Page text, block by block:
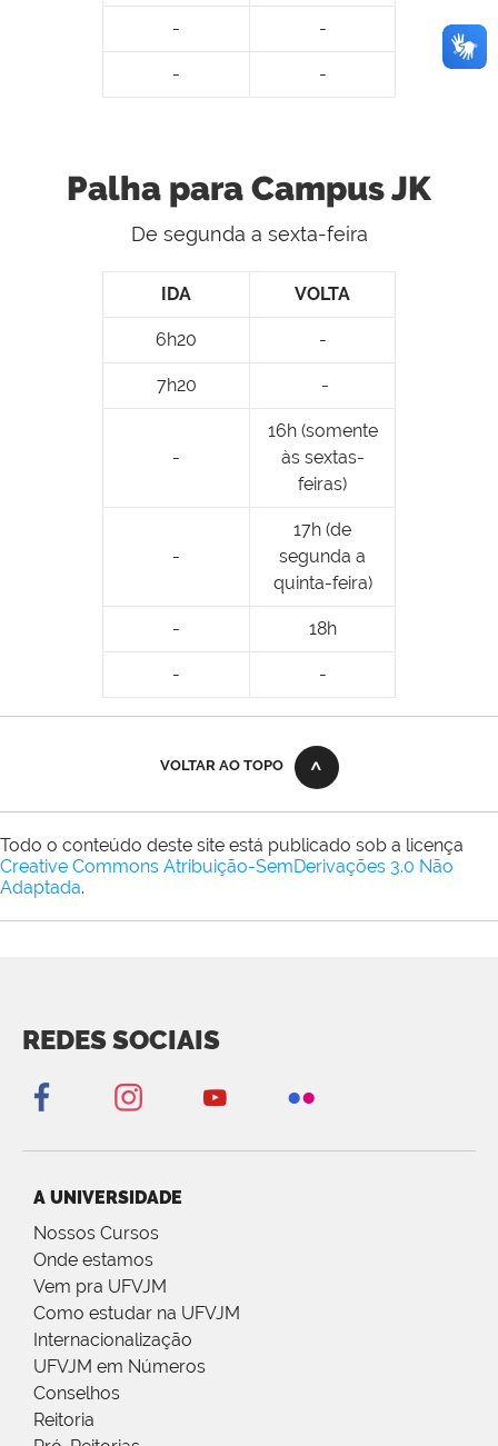
- -
- -
Palha para Campus JK
De segunda a sexta-feira
IDA VOLTA
6h20 -
7h20 -
-
16h (somente
às sextas-
feiras)
-
17h (de
segunda a
quinta-feira)
- 18h
- -
VOLTAR AO TOPO
Todo o conteúdo deste site está publicado sob a licença
Creative Commons Atribuição-SemDerivações 3.0 Não
Adaptada.
REDES SOCIAIS
A UNIVERSIDADE
Nossos Cursos
Onde estamos
Vem pra UFVJM
Como estudar na UFVJM
Internacionalização
UFVJM em Números
Conselhos
Reitoria